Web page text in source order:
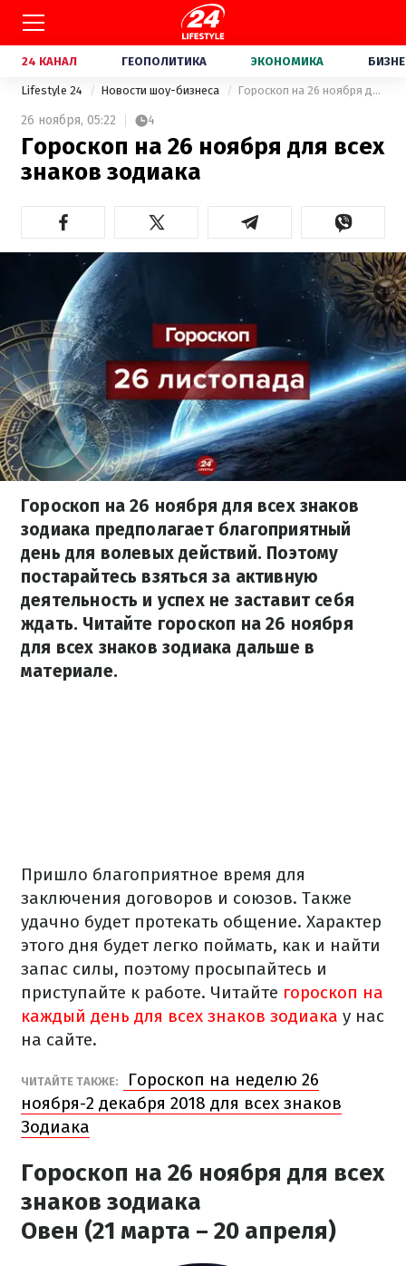
24 КАНАЛ ГЕОПОЛИТИКА ЭКОНОМИКА
Lifestyle 24 Новости шоу-бизнеса Гороскоп на 26 ноября для всех знаков зодиака
26 ноября, 05:22 4
Гороскоп на 26 ноября для всех
знаков зодиака
Гороскоп на 26 ноября для всех знаков
зодиака предполагает благоприятный
день для волевых действий. Поэтому
постарайтесь взяться за активную
деятельность и успех не заставит себя
ждать. Читайте гороскоп на 26 ноября
для всех знаков зодиака дальше в
материале.
Пришло благоприятное время для
заключения договоров и союзов. Также
удачно будет протекать общение. Характер
этого дня будет легко поймать, как и найти
запас силы, поэтому просыпайтесь и
приступайте к работе. Читайте гороскоп на
каждый день для всех знаков зодиака у нас
на сайте.
ЧИТАЙТЕ ТАКЖЕ:
Гороскоп на неделю 26
ноября-2 декабря 2018 для всех знаков
Зодиака
Гороскоп на 26 ноября для всех
знаков зодиака
Овен (21 марта – 20 апреля)